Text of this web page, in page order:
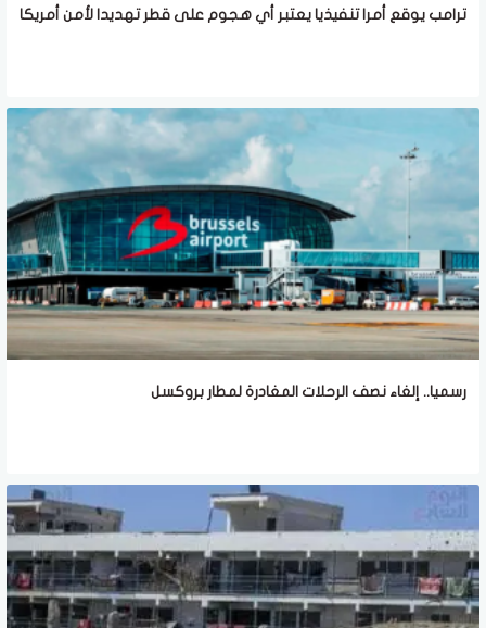
ترامب يوقع أمرا تنفيذيا يعتبر أي هجوم على قطر تهديدا لأمن أمريكا
رسميا.. إلغاء نصف الرحلات المغادرة لمطار بروكسل